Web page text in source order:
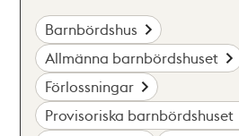
Barnbördshus
Allmänna barnbördshuset
Förlossningar
Provisoriska barnbördshuset